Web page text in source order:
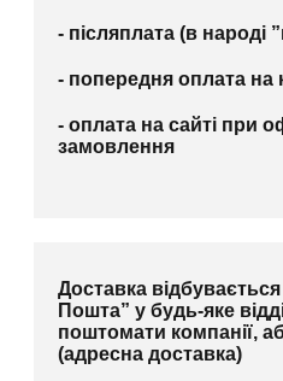
- післяплата (в народі
- попередня оплата на
- оплата на сайті при
замовлення
Доставка
Пошта” у будь-яке
поштомати компанії,
(адресна доставка)